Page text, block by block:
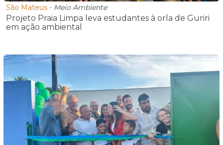
São Mateus - Meio Ambiente
Projeto Praia Limpa leva estudantes à orla de Guriri
em ação ambiental